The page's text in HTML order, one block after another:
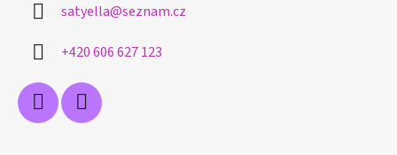
satyella@seznam.cz
+420 606 627 123